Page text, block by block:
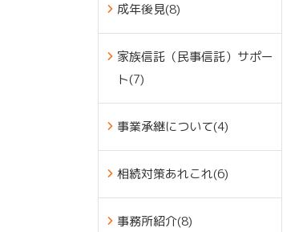
成年後見(8)
家族信託（民事信託）サポー
ト(7)
事業承継について(4)
相続対策あれこれ(6)
事務所紹介(8)